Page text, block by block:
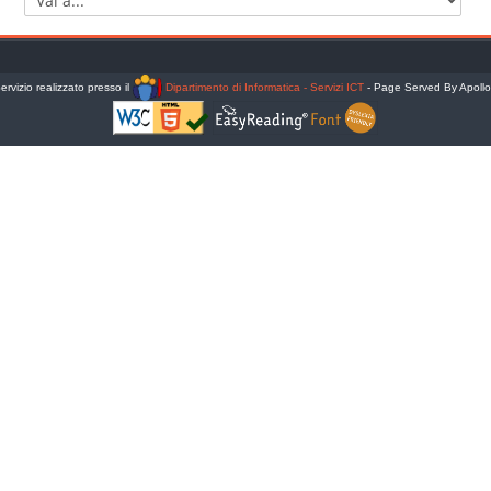
Vai a...
realizzato presso il Dipartimento di Informatica - Servizi ICT- Page Served By